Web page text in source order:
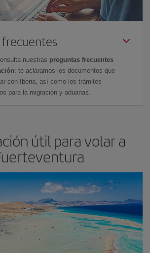
nuestras preguntas frecuentes
: te aclaramos los documentos que
con Iberia, así como los trámites
para la migración y aduanas.
útil para volar a